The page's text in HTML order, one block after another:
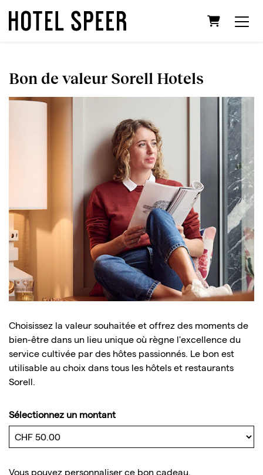
Panier
Bon de valeur Sorell Hotels
Choisissez la valeur souhaitée et offrez des moments de
bien-être dans un lieu unique où règne l'excellence du
service cultivée par des hôtes passionnés. Le bon est
utilisable au choix dans tous les hôtels et restaurants
Sorell.
Sélectionnez un montant
Vous pouvez personnaliser ce bon cadeau.